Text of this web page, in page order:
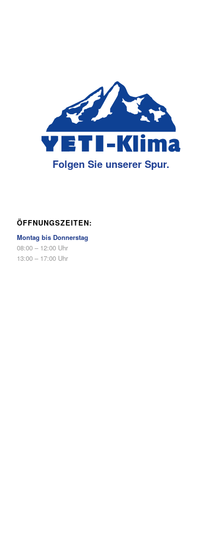
Folgen Sie unserer Spur.
ÖFFNUNGSZEITEN:
Montag bis Donnerstag
08:00 – 12:00 Uhr
13:00 – 17:00 Uhr